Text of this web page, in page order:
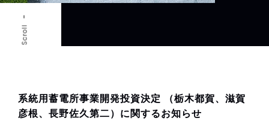
Scroll
系統用蓄電所事業開発投資決定 （栃木都賀、滋賀
彦根、長野佐久第二）に関するお知らせ